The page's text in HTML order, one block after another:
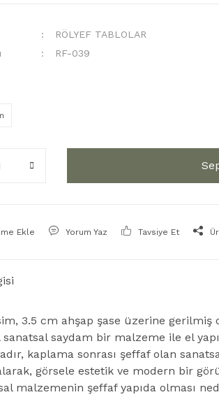
RÖLYEF TABLOLAR
RF-039
Yorum Yaz Tavsiye Et
3.5 cm ahşap şase üzerine
sanatsal saydam bir malzeme ile el
kaplama sonrası şeffaf olan
görsele estetik ve modern bir
malzemenin şeffaf yapıda olması